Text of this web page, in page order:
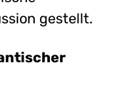
gestellt.